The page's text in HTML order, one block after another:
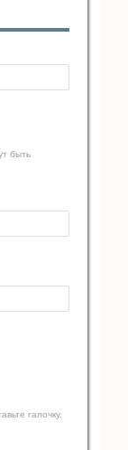
быть
галочку.